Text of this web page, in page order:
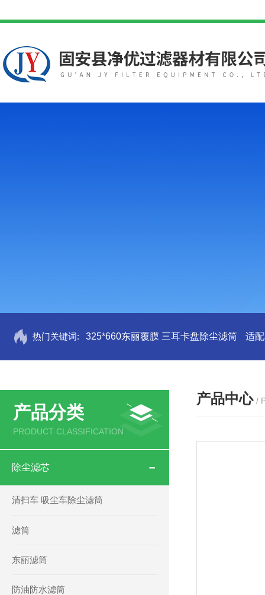
热门关键词: 325*660东丽覆膜 三耳卡盘除尘滤筒 适
产品分类
PRODUCT CLASSIFICATION
除尘滤芯
清扫车 吸尘车除尘滤筒
滤筒
东丽滤筒
防油防水滤筒
产品中心 /